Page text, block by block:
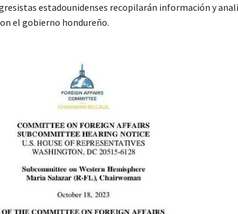
estadounidenses recopilarán información y
el gobierno hondureño.